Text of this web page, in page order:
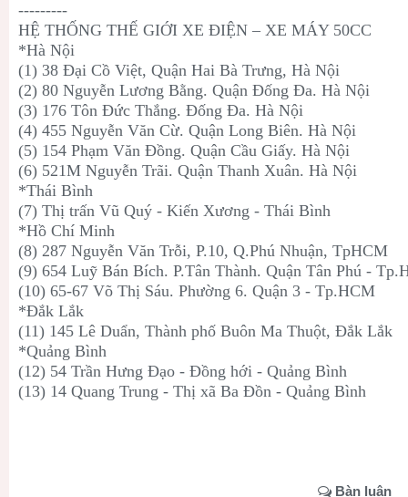
---------
HỆ THỐNG THẾ GIỚI XE ĐIỆN – XE MÁY 50CC
*Hà Nội
(1) 38 Đại Cồ Việt, Quận Hai Bà Trưng, Hà Nội
(2) 80 Nguyễn Lương Bằng. Quận Đống Đa. Hà Nội
(3) 176 Tôn Đức Thắng. Đống Đa. Hà Nội
(4) 455 Nguyễn Văn Cừ. Quận Long Biên. Hà Nội
(5) 154 Phạm Văn Đồng. Quận Cầu Giấy. Hà Nội
(6) 521M Nguyễn Trãi. Quận Thanh Xuân. Hà Nội
*Thái Bình
(7) Thị trấn Vũ Quý - Kiến Xương - Thái Bình
*Hồ Chí Minh
(8) 287 Nguyễn Văn Trỗi, P.10, Q.Phú Nhuận, TpHCM
(9) 654 Luỹ Bán Bích. P.Tân Thành. Quận Tân Phú -
(10) 65-67 Võ Thị Sáu. Phường 6. Quận 3 - Tp.HCM
*Đắk Lắk
(11) 145 Lê Duẩn, Thành phố Buôn Ma Thuột, Đắk Lắk
*Quảng Bình
(12) 54 Trần Hưng Đạo - Đồng hới - Quảng Bình
(13) 14 Quang Trung - Thị xã Ba Đồn - Quảng Bình
Bàn luận